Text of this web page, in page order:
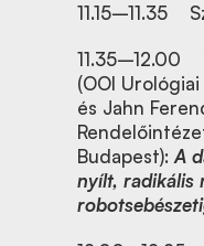
11.15–11.35
11.35–12.00
(OOI
és Jahn
Budapest): A
nyílt, radikális